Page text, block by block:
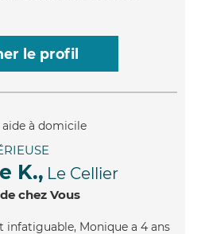
le profil
K., Le Cellier
chez Vous
infatiguable, Monique a 4 ans